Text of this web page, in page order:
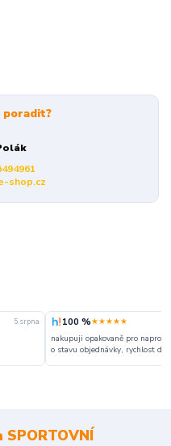
shop.cz
5. srpna 100 %★★★★★
nakupuji opakovaně pro
o stavu objednávky, rychlost
SPORTOVNÍ